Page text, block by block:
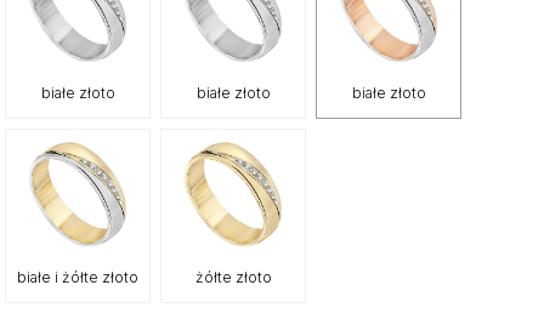
białe złoto białe złoto białe złoto
białe i żółte złoto żółte złoto